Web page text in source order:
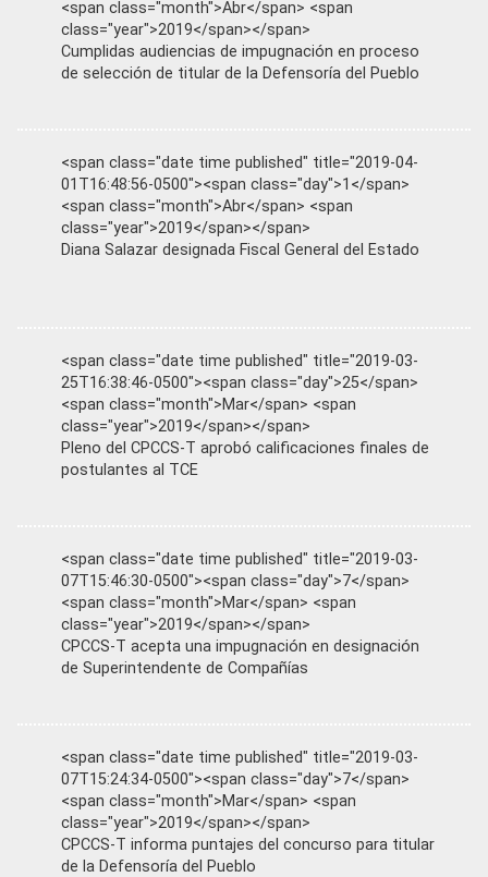
<span class="month">Abr</span> <span
class="year">2019</span></span>
Cumplidas audiencias de impugnación en proceso
de selección de titular de la Defensoría del Pueblo
<span class="date time published" title="2019-04-
01T16:48:56-0500"><span class="day">1</span>
<span class="month">Abr</span> <span
class="year">2019</span></span>
Diana Salazar designada Fiscal General del Estado
<span class="date time published" title="2019-03-
25T16:38:46-0500"><span class="day">25</span>
<span class="month">Mar</span> <span
class="year">2019</span></span>
Pleno del CPCCS-T aprobó calificaciones finales de
postulantes al TCE
<span class="date time published" title="2019-03-
07T15:46:30-0500"><span class="day">7</span>
<span class="month">Mar</span> <span
class="year">2019</span></span>
CPCCS-T acepta una impugnación en designación
de Superintendente de Compañías
<span class="date time published" title="2019-03-
07T15:24:34-0500"><span class="day">7</span>
<span class="month">Mar</span> <span
class="year">2019</span></span>
CPCCS-T informa puntajes del concurso para titular
de la Defensoría del Pueblo